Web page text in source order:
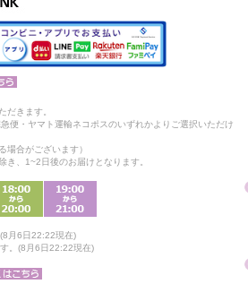
だきます。
便・ヤマト運輸ネコポスのいずれかよりご選択いただけ
場合がございます）
き、1~2日後のお届けとなります。
月6日22:22現在)
。(8月6日22:22現在)